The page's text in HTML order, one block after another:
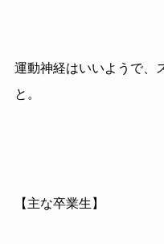
運動神経はいいようで、
と。
【主な卒業生】